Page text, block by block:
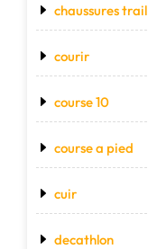
chaussures trail
courir
course 10
course a pied
cuir
decathlon